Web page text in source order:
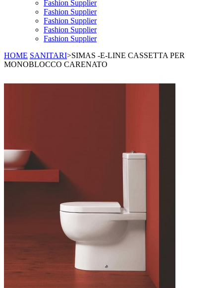
Fashion Supplier
Fashion Supplier
Fashion Supplier
Fashion Supplier
Fashion Supplier
HOME SANITARI>SIMAS -E-LINE CASSETTA PER
MONOBLOCCO CARENATO